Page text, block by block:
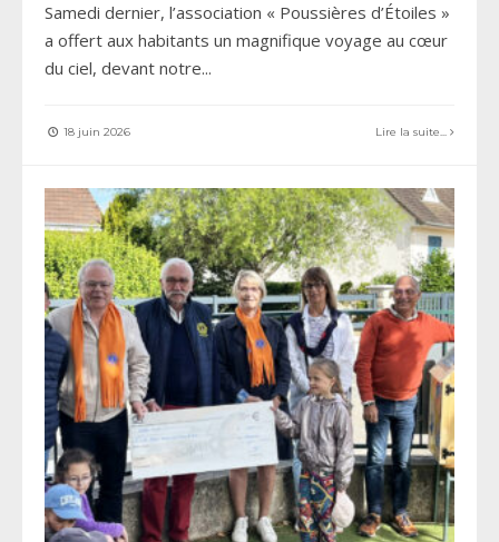
Samedi dernier, l’association « Poussières d’Étoiles »
a offert aux habitants un magnifique voyage au cœur
du ciel, devant notre...
18 juin 2026 Lire la suite...